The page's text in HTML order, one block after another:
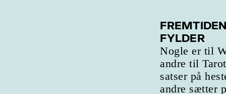
FYLDER
Nogle er til
andre til
satser på
andre sætter